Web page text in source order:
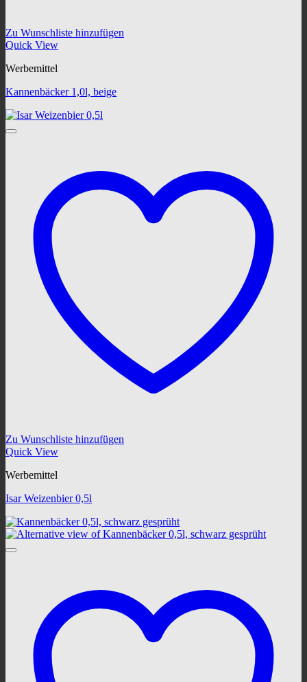
Zu Wunschliste hinzufügen
Quick View
Werbemittel
Kannenbäcker 1,0l, beige
Zu Wunschliste hinzufügen
Quick View
Werbemittel
Isar Weizenbier 0,5l